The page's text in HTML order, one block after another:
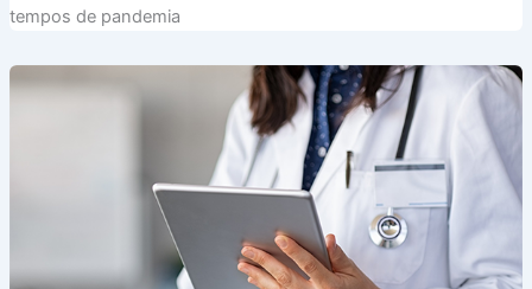
tempos de pandemia